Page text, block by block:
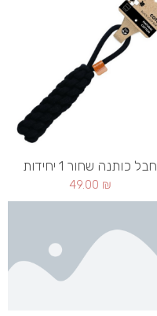
חבל כותנה שחור 1 יחידות
49.00 ₪